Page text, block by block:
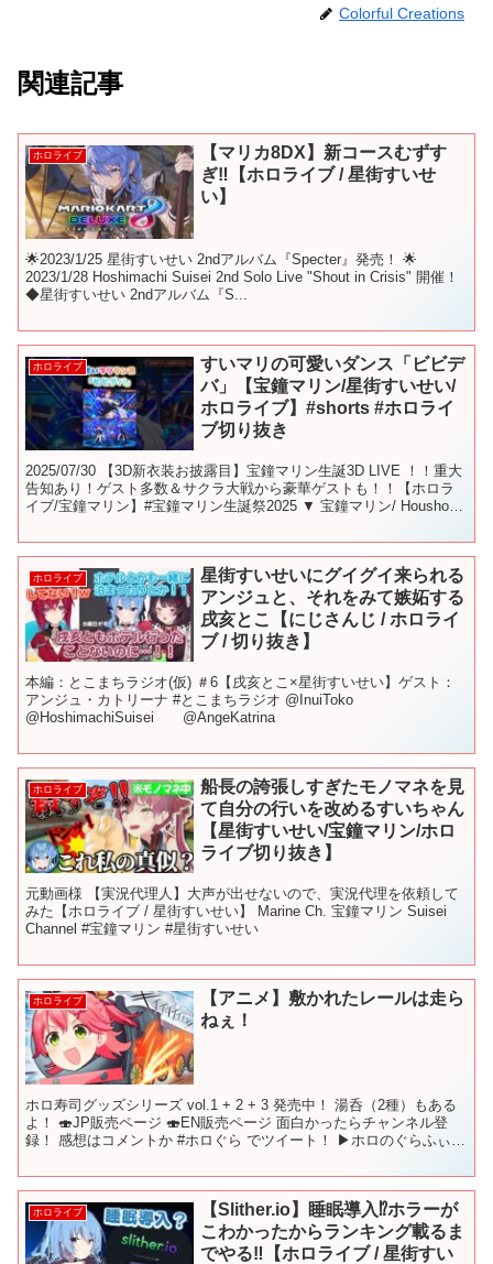
Colorful Creations
関連記事
ホロライブ
【マリカ8DX】新コースむずす
ぎ‼【ホロライブ / 星街すいせ
い】
🌟2023/1/25 星街すいせい 2ndアルバム『Specter』発売！ 🌟
2023/1/28 Hoshimachi Suisei 2nd Solo Live "Shout in Crisis" 開催！
◆星街すいせい 2ndアルバム『S...
ホロライブ
すいマリの可愛いダンス「ビビデ
バ」【宝鐘マリン/星街すいせい/
ホロライブ】#shorts #ホロライ
ブ切り抜き
2025/07/30 【3D新衣装お披露目】宝鐘マリン生誕3D LIVE ！！重大
告知あり！ゲスト多数＆サクラ大戦から豪華ゲストも！！【ホロラ
イブ/宝鐘マリン】#宝鐘マリン生誕祭2025 ▼ 宝鐘マリン/ Houshou
ホロライブ
星街すいせいにグイグイ来られる
アンジュと、それをみて嫉妬する
戌亥とこ【にじさんじ / ホロライ
ブ / 切り抜き】
本編：とこまちラジオ(仮) ＃6【戌亥とこ×星街すいせい】ゲスト：
アンジュ・カトリーナ #とこまちラジオ @InuiToko
@HoshimachiSuisei @AngeKatrina
ホロライブ
船長の誇張しすぎたモノマネを見
て自分の行いを改めるすいちゃん
【星街すいせい/宝鐘マリン/ホロ
ライブ切り抜き】
元動画様 【実況代理人】大声が出せないので、実況代理を依頼して
みた【ホロライブ / 星街すいせい】 Marine Ch. 宝鐘マリン Suisei
Channel #宝鐘マリン #星街すいせい
ホロライブ
【アニメ】敷かれたレールは走ら
ねぇ！
ホロ寿司グッズシリーズ vol.1 + 2 + 3 発売中！ 湯呑（2種）もある
よ！ 🍣JP販売ページ 🍣EN販売ページ 面白かったらチャンネル登
録！ 感想はコメントか #ホロぐら でツイート！ ▶︎ホロのぐらふぃて
ホロライブ
【Slither.io】睡眠導入⁉ホラーが
こわかったからランキング載るま
でやる‼【ホロライブ / 星街すい